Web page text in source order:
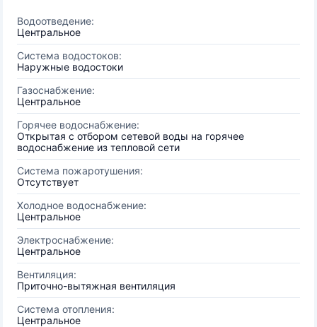
Водоотведение:
Центральное
Система водостоков:
Наружные водостоки
Газоснабжение:
Центральное
Горячее водоснабжение:
Открытая с отбором сетевой воды на горячее
водоснабжение из тепловой сети
Система пожаротушения:
Отсутствует
Холодное водоснабжение:
Центральное
Электроснабжение:
Центральное
Вентиляция:
Приточно-вытяжная вентиляция
Система отопления:
Центральное